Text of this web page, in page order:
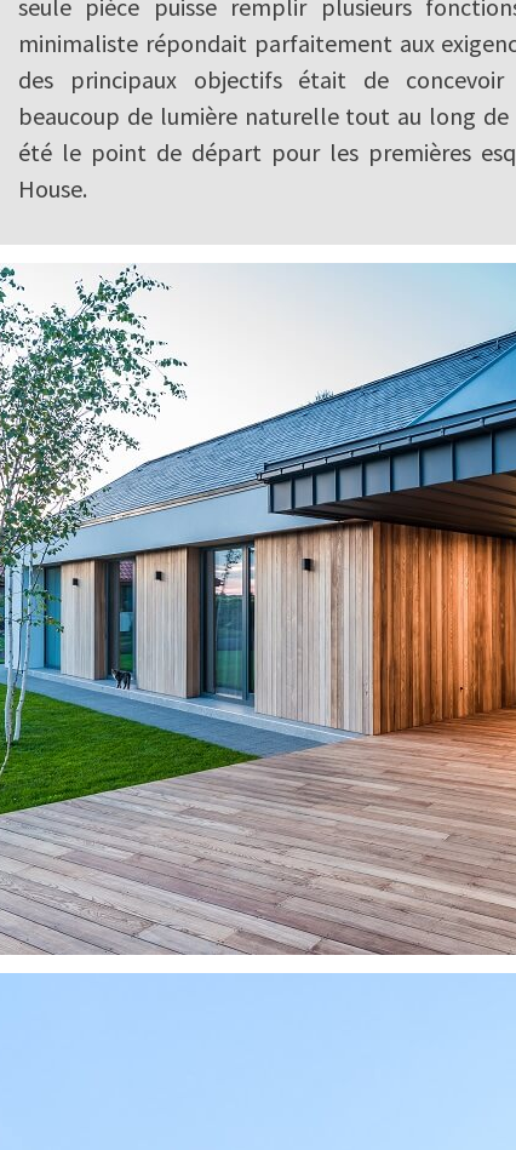
seule pièce puisse remplir plusieurs
minimaliste répondait parfaitement aux
des principaux objectifs était de concevoir
beaucoup de lumière naturelle tout au long de
été le point de départ pour les premières
House.